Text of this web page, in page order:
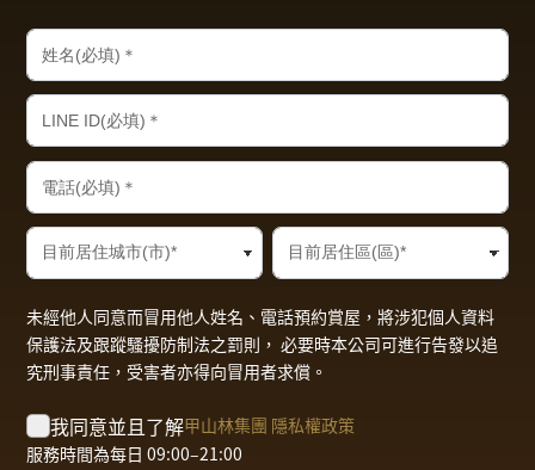
未經他人同意而冒用他人姓名、電話預約賞屋，將涉犯個人資料
保護法及跟蹤騷擾防制法之罰則， 必要時本公司可進行告發以追
究刑事責任，受害者亦得向冒用者求償。
我同意並且了解甲山林集團 隱私權政策
服務時間為每日 09:00–21:00